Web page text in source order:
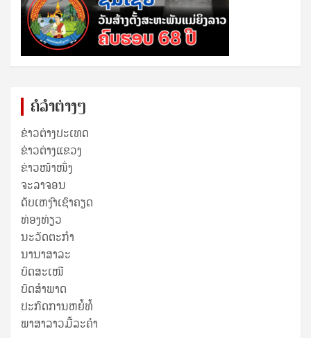
ຄໍລຳຕ່າງໆ
ຂ່າວຕ່າງປະເທດ
ຂ່າວ​ຕ່າງ​ແຂວງ
ຂ່າວໜ້າໜຶ່ງ
ຈະລາຈອນ
ດັບເຫງົາເຊົາຄຽດ
ທ່ອງທ່ຽວ
ນະວັດຕະກໍາ
ນານາສາລະ
ບົດສະເໜີ
ບົດສໍາພາດ
ປະກົດການຫຍໍ້ທໍ້
ພາສາລາວມື້ລະຄຳ